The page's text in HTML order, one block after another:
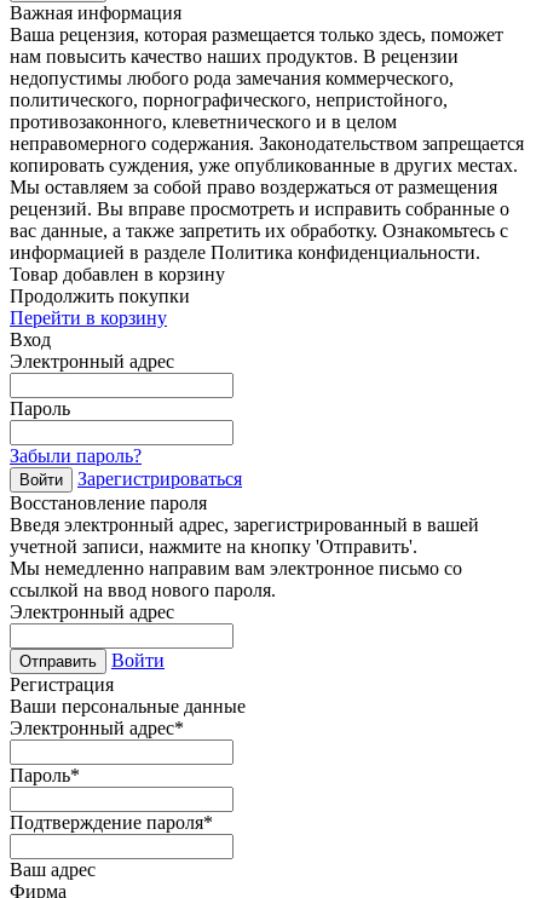
Важная информация
Ваша рецензия, которая размещается только здесь, поможет
нам повысить качество наших продуктов. В рецензии
недопустимы любого рода замечания коммерческого,
политического, порнографического, непристойного,
противозаконного, клеветнического и в целом
неправомерного содержания. Законодательством запрещается
копировать суждения, уже опубликованные в других местах.
Мы оставляем за собой право воздержаться от размещения
рецензий. Вы вправе просмотреть и исправить собранные о
вас данные, а также запретить их обработку. Ознакомьтесь с
информацией в разделе Политика конфиденциальности.
Товар добавлен в корзину
Продолжить покупки
Перейти в корзину
Вход
Электронный адрес
Пароль
Забыли пароль?
Войти
Зарегистрироваться
Восстановление пароля
Введя электронный адрес, зарегистрированный в вашей
учетной записи, нажмите на кнопку 'Отправить'.
Мы немедленно направим вам электронное письмо со
ссылкой на ввод нового пароля.
Электронный адрес
Отправить
Войти
Регистрация
Ваши персональные данные
Электронный адрес*
Пароль*
Подтверждение пароля*
Ваш адрес
Фирма